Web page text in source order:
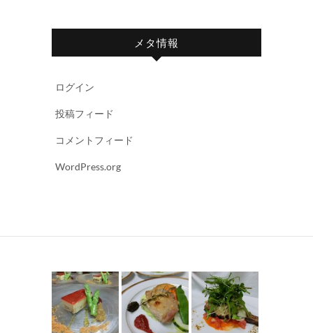
メタ情報
ログイン
投稿フィード
コメントフィード
WordPress.org